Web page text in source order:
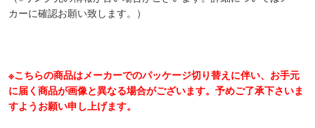
カーに確認お願い致します。）
※こちらの商品はメーカーでのパッケージ切り替えに伴い、お手元
に届く商品が画像と異なる場合がございます。予めご了承下さいま
すようお願い申し上げます。